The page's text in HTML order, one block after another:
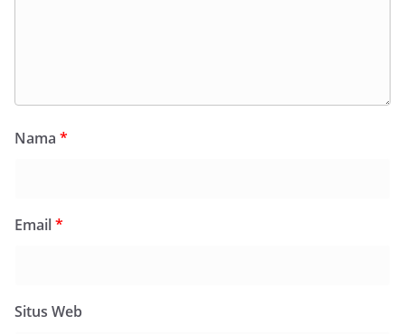
Nama *
Email*
Situs Web